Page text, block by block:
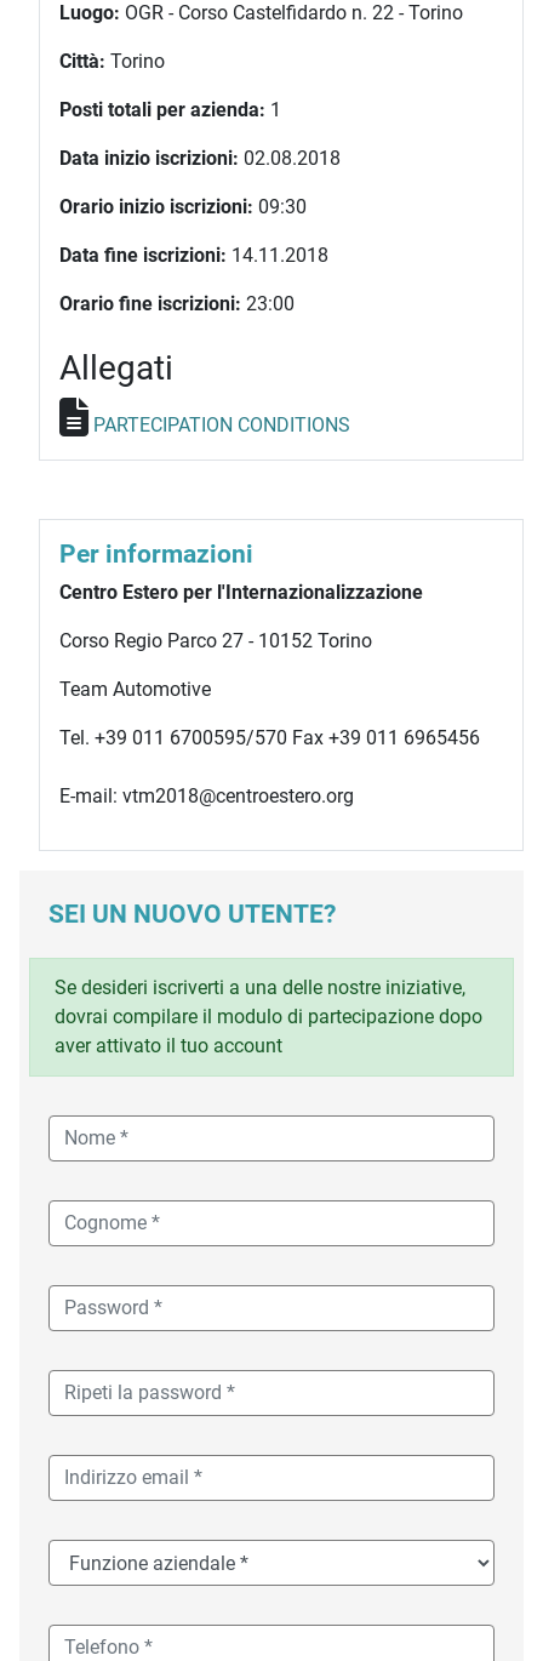
Luogo: OGR - Corso Castelfidardo n. 22 - Torino
Città: Torino
Posti totali per azienda: 1
Data inizio iscrizioni: 02.08.2018
Orario inizio iscrizioni: 09:30
Data fine iscrizioni: 14.11.2018
Orario fine iscrizioni: 23:00
Allegati
PARTECIPATION CONDITIONS
Per informazioni
Centro Estero per l'Internazionalizzazione
Corso Regio Parco 27 - 10152 Torino
Team Automotive
Tel. +39 011 6700595/570 Fax +39 011 6965456
E-mail: vtm2018@centroestero.org
SEI UN NUOVO UTENTE?
Se desideri iscriverti a una delle nostre iniziative,
dovrai compilare il modulo di partecipazione dopo
aver attivato il tuo account